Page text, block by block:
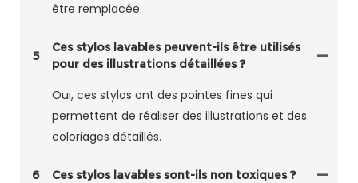
être remplacée.
5
Ces stylos lavables peuvent-ils être utilisés
pour des illustrations détaillées ?
Oui, ces stylos ont des pointes fines qui
permettent de réaliser des illustrations et des
coloriages détaillés.
6 Ces stylos lavables sont-ils non toxiques ?